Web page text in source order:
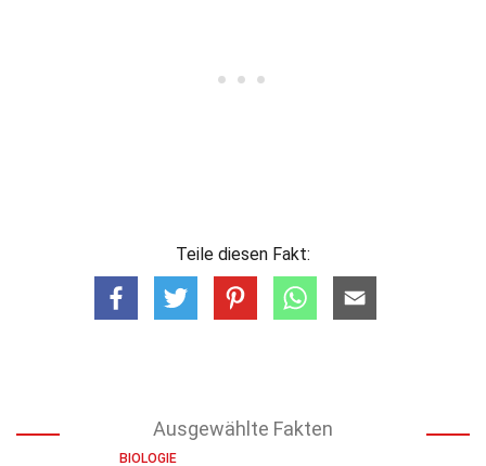
Teile diesen Fakt:
Ausgewählte Fakten
BIOLOGIE